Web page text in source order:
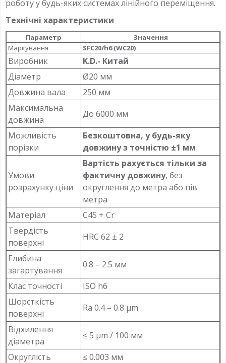
роботу у будь-яких системах лінійного переміщення.
Технічні характеристики
Параметр
Значення
Маркування
SFC20/h6 (WC20)
Виробник
K.D.- Китай
Діаметр
Ø20 мм
Довжина вала
250 мм
Максимальна
довжина
До 6000 мм
Можливість
порізки
Безкоштовна, у будь-яку
довжину з точністю ±1 мм
Умови
розрахунку ціни
Вартість рахується тільки за
фактичну довжину, без
округлення до метра або пів
метра
Матеріал
C45 + Cr
Твердість
поверхні
HRC 62 ± 2
Глибина
загартування
0.8 – 2.5 мм
Клас точності
ISO h6
Шорсткість
поверхні
Ra 0.4 – 0.8 µm
Відхилення
діаметра
≤ 5 µm / 100 мм
Округлість
≤ 0.003 мм